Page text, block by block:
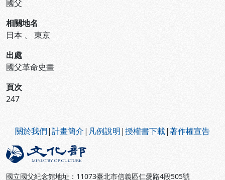
國父
相關地名
日本 、 東京
出處
國父革命史畫
頁次
247
關於我們|計畫簡介| 凡例說明|授權書下載|著作權宣告
國立國父紀念館地址：11073臺北市信義區仁愛路4段505號